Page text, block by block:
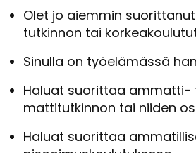
Olet jo ai­em­min
tut­kin­non tai
Si­nul­la on työ­elä­mäs­sä
Ha­luat suo­rit­taa
mat­ti­tut­kin­non tai nii­den
Ha­luat suo­rit­taa